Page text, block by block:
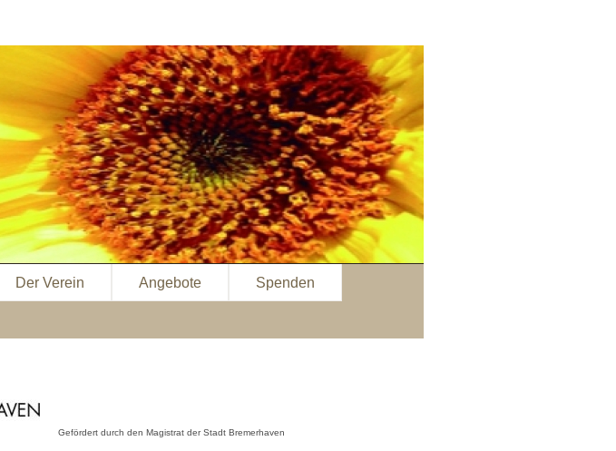
Der Verein Angebote Spenden
Gefördert durch den Magistrat der Stadt Bremerhaven